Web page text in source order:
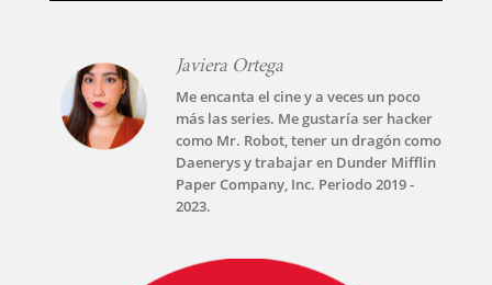
Javiera Ortega
Me encanta el cine y a veces un poco
más las series. Me gustaría ser hacker
como Mr. Robot, tener un dragón como
Daenerys y trabajar en Dunder Mifflin
Paper Company, Inc. Periodo 2019 -
2023.